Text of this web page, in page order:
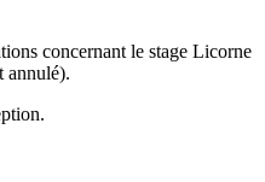
concernant le stage Licorne
annulé).